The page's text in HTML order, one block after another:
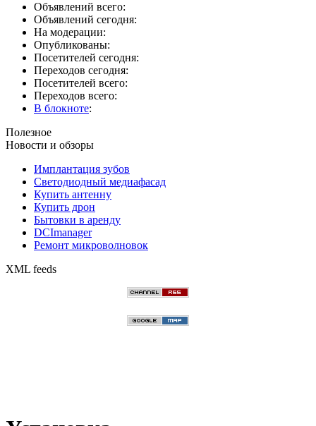
Объявлений всего:
Объявлений сегодня:
На модерации:
Опубликованы:
Посетителей сегодня:
Переходов сегодня:
Посетителей всего:
Переходов всего:
В блокноте:
Полезное
Новости и обзоры
Имплантация зубов
Светодиодный медиафасад
Купить антенну
Купить дрон
Бытовки в аренду
DCImanager
Ремонт микроволновок
XML feeds